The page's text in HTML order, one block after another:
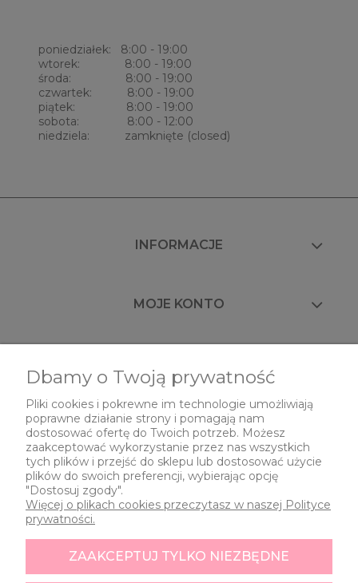
poniedziałek: 8:00 - 19:00
wtorek: 8:00 - 19:00
środa: 8:00 - 19:00
czwartek: 8:00 - 19:00
piątek: 8:00 - 19:00
sobota: 8:00 - 12:00
niedziela: zamknięte (closed)
INFORMACJE
MOJE KONTO
O NAS
Znak i nazwa zastrzeżone.
All rights reserved.
Dbamy o Twoją prywatność
Pliki cookies i pokrewne im technologie umożliwiają
poprawne działanie strony i pomagają nam
dostosować ofertę do Twoich potrzeb. Możesz
zaakceptować wykorzystanie przez nas wszystkich
tych plików i przejść do sklepu lub dostosować użycie
plików do swoich preferencji, wybierając opcję
"Dostosuj zgody".
Więcej o plikach cookies przeczytasz w naszej Polityce
prywatności.
ZAAKCEPTUJ TYLKO NIEZBĘDNE